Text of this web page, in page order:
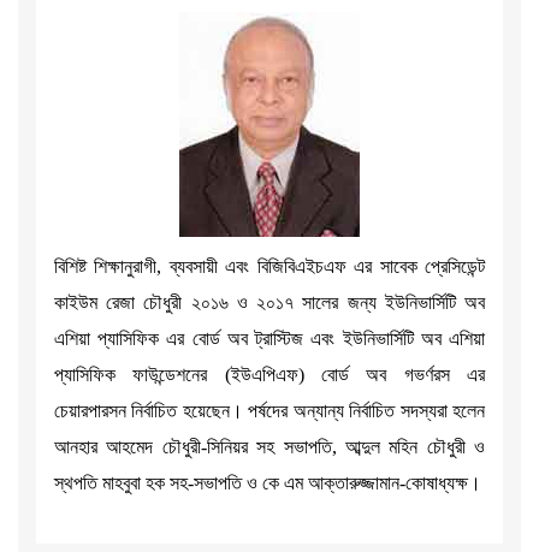
বিশিষ্ট শিক্ষানুরাগী, ব্যবসায়ী এবং বিজিবিএইচএফ এর সাবেক প্রেসিডেন্ট
কাইউম রেজা চৌধুরী ২০১৬ ও ২০১৭ সালের জন্য ইউনিভার্সিটি অব
এশিয়া প্যাসিফিক এর বোর্ড অব ট্রাস্টিজ এবং ইউনিভার্সিটি অব এশিয়া
প্যাসিফিক ফাউন্ডেশনের (ইউএপিএফ) বোর্ড অব গভর্ণরস এর
চেয়ারপারসন নির্বাচিত হয়েছেন। পর্ষদের অন্যান্য নির্বাচিত সদস্যরা হলেন
আনহার আহমেদ চৌধুরী-সিনিয়র সহ সভাপতি, আব্দুল মহিন চৌধুরী ও
স্থপতি মাহবুবা হক সহ-সভাপতি ও কে এম আক্তারুজ্জামান-কোষাধ্যক্ষ।